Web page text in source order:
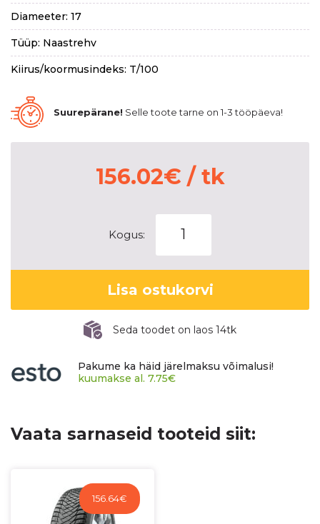
Diameeter: 17
Tüüp: Naastrehv
Kiirus/koormusindeks: T/100
Suurepärane! Selle toote tarne on 1-3 tööpäeva!
156.02€ / tk
Kogus:
ICECONTACT
3
kogus
Lisa ostukorvi
Seda toodet on laos 14tk
Pakume ka häid järelmaksu võimalusi!
kuumakse al. 7.75€
Vaata sarnaseid tooteid siit:
156.64€